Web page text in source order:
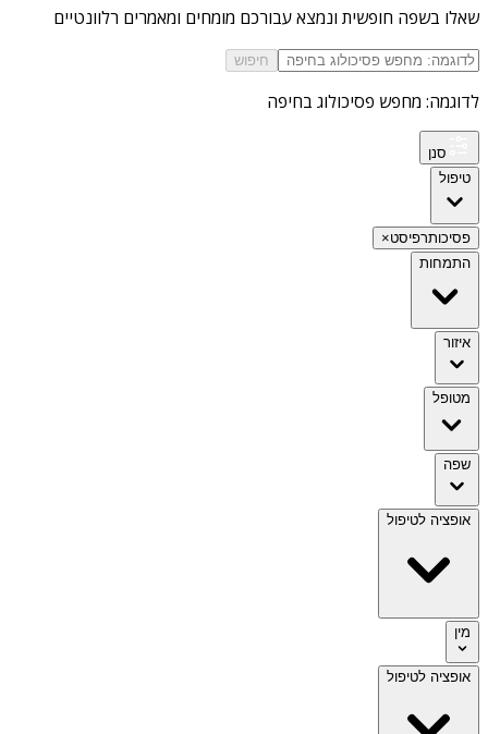
שאלו בשפה חופשית ונמצא עבורכם מומחים ומאמרים רלוונטיים
חיפוש
לדוגמה: מחפש פסיכולוג בחיפה
סנן
טיפול
פסיכותרפיסט×
התמחות
איזור
מטופל
שפה
אופציה לטיפול
מין
אופציה לטיפול